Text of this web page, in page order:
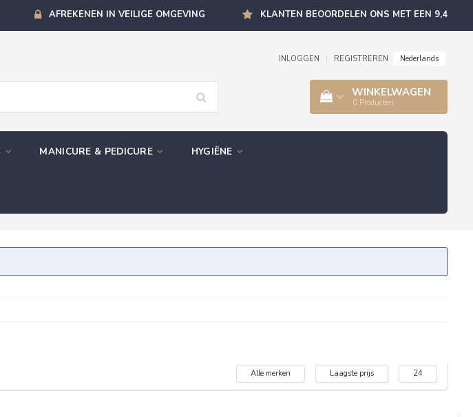
AFREKENEN IN VEILIGE OMGEVING KLANTEN BEOORDELEN ONS MET EEN 9,4
INLOGGEN REGISTREREN Nederlands
WINKELWAGEN
0 Producten
MANICURE & PEDICURE HYGIËNE
Alle merken Laagste prijs 24